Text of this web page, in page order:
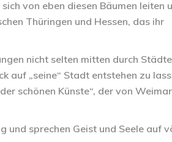
sich von eben diesen Bäumen leiten
Thüringen und Hessen, das ihr
nicht selten mitten durch Städte
auf „seine“ Stadt entstehen zu
schönen Künste“, der von Weimar
und sprechen Geist und Seele auf